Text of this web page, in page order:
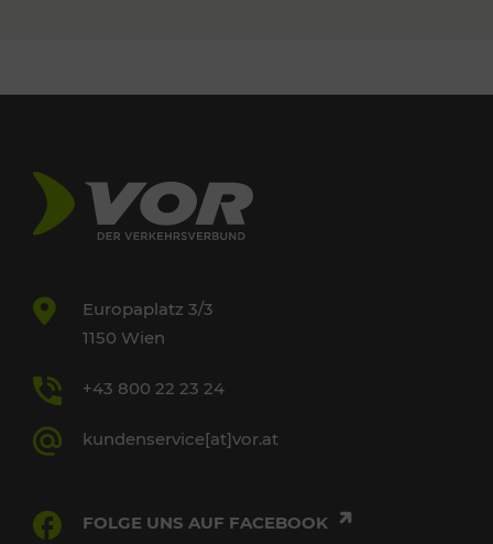
Europaplatz 3/3
1150 Wien
+43 800 22 23 24
kundenservice[at]vor.at
FOLGE UNS AUF FACEBOOK